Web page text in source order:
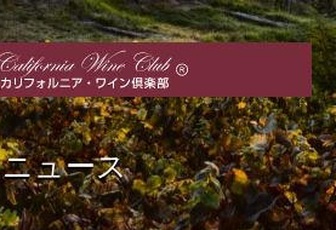
ニュース